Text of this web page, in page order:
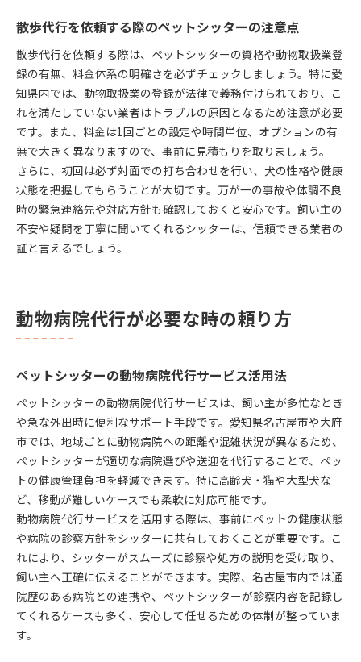
散歩代行を依頼する際のペットシッターの注意点
散歩代行を依頼する際は、ペットシッターの資格や動物取扱業登
録の有無、料金体系の明確さを必ずチェックしましょう。特に愛
知県内では、動物取扱業の登録が法律で義務付けられており、こ
れを満たしていない業者はトラブルの原因となるため注意が必要
です。また、料金は1回ごとの設定や時間単位、オプションの有
無で大きく異なりますので、事前に見積もりを取りましょう。
さらに、初回は必ず対面での打ち合わせを行い、犬の性格や健康
状態を把握してもらうことが大切です。万が一の事故や体調不良
時の緊急連絡先や対応方針も確認しておくと安心です。飼い主の
不安や疑問を丁寧に聞いてくれるシッターは、信頼できる業者の
証と言えるでしょう。
動物病院代行が必要な時の頼り方
ペットシッターの動物病院代行サービス活用法
ペットシッターの動物病院代行サービスは、飼い主が多忙なとき
や急な外出時に便利なサポート手段です。愛知県名古屋市や大府
市では、地域ごとに動物病院への距離や混雑状況が異なるため、
ペットシッターが適切な病院選びや送迎を代行することで、ペッ
トの健康管理負担を軽減できます。特に高齢犬・猫や大型犬な
ど、移動が難しいケースでも柔軟に対応可能です。
動物病院代行サービスを活用する際は、事前にペットの健康状態
や病院の診察方針をシッターに共有しておくことが重要です。こ
れにより、シッターがスムーズに診察や処方の説明を受け取り、
飼い主へ正確に伝えることができます。実際、名古屋市内では通
院歴のある病院との連携や、ペットシッターが診察内容を記録し
てくれるケースも多く、安心して任せるための体制が整っていま
す。